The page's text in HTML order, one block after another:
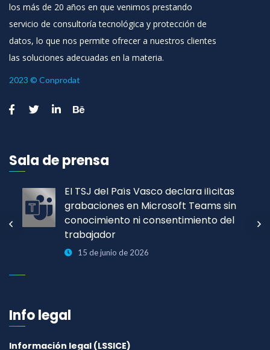
los más de 20 años en que venimos prestando
servicio de consultoría tecnológica y protección de
datos, lo que nos permite ofrecer a nuestros clientes
las soluciones adecuadas en la materia.
2023 © Conprodat
Sala de prensa
El TSJ del País Vasco declara ilícitas
grabaciones en Microsoft Teams sin
conocimiento ni consentimiento del
trabajador
15 de junio de 2026
Info legal
Información legal (LSSICE)